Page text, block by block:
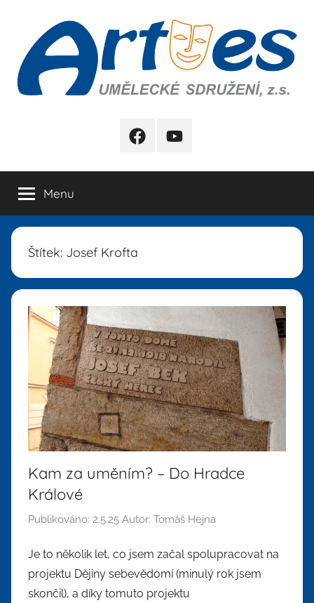
obsahu
FB YB
Menu
Štítek: Josef Krofta
Kam za uměním? – Do Hradce
Králové
Publikováno: 2.5.25 Autor: Tomáš Hejna
Je to několik let, co jsem začal spolupracovat na
projektu Dějiny sebevědomí (minulý rok jsem
skončil), a díky tomuto projektu